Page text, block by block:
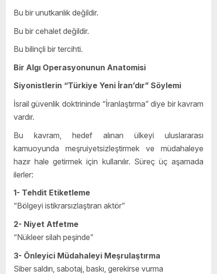
Bu bir unutkanlık değildir.
Bu bir cehalet değildir.
Bu bilinçli bir tercihti.
Bir Algı Operasyonunun Anatomisi
Siyonistlerin “Türkiye Yeni İran’dır” Söylemi
İsrail güvenlik doktrininde “İranlaştırma” diye bir kavram
vardır.
Bu kavram, hedef alınan ülkeyi uluslararası
kamuoyunda meşruiyetsizleştirmek ve müdahaleye
hazır hale getirmek için kullanılır. Süreç üç aşamada
ilerler:
1- Tehdit Etiketleme
“Bölgeyi istikrarsızlaştıran aktör”
2- Niyet Atfetme
“Nükleer silah peşinde”
3- Önleyici Müdahaleyi Meşrulaştırma
Siber saldırı, sabotaj, baskı, gerekirse vurma